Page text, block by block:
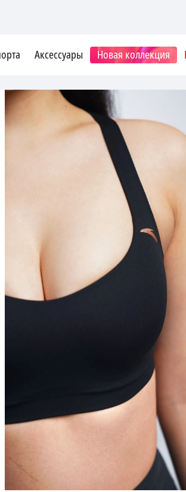
Аксессуары Новая коллекция